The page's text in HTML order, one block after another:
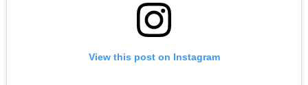
View this post on Instagram